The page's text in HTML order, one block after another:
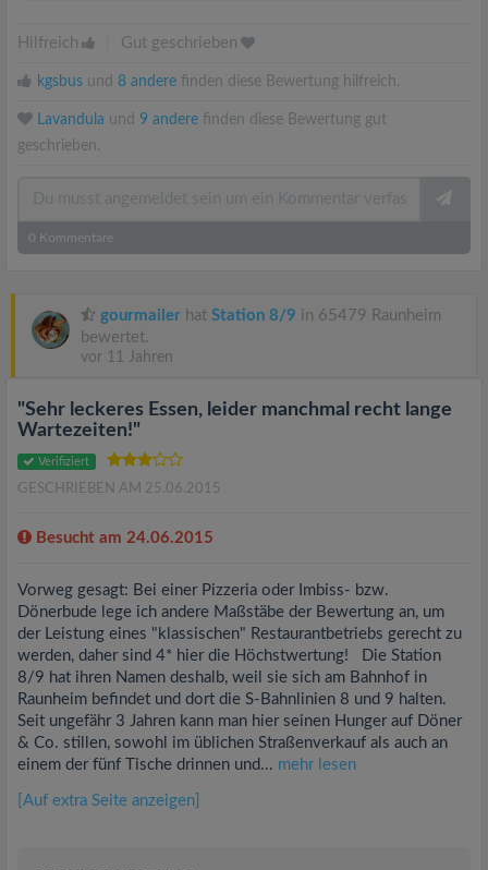
Hilfreich Gut geschrieben
kgsbus und 8 andere finden diese Bewertung hilfreich.
Lavandula und 9 andere finden diese Bewertung gut
geschrieben.
0 Kommentare
gourmailer hat Station 8/9 in 65479 Raunheim
bewertet.
vor 11 Jahren
"Sehr leckeres Essen, leider manchmal recht lange
Wartezeiten!"
Verifiziert
GESCHRIEBEN AM 25.06.2015
Besucht am 24.06.2015
Vorweg gesagt: Bei einer Pizzeria oder Imbiss- bzw.
Dönerbude lege ich andere Maßstäbe der Bewertung an, um
der Leistung eines "klassischen" Restaurantbetriebs gerecht zu
werden, daher sind 4* hier die Höchstwertung! Die Station
8/9 hat ihren Namen deshalb, weil sie sich am Bahnhof in
Raunheim befindet und dort die S-Bahnlinien 8 und 9 halten.
Seit ungefähr 3 Jahren kann man hier seinen Hunger auf Döner
& Co. stillen, sowohl im üblichen Straßenverkauf als auch an
einem der fünf Tische drinnen und... mehr lesen
[Auf extra Seite anzeigen]